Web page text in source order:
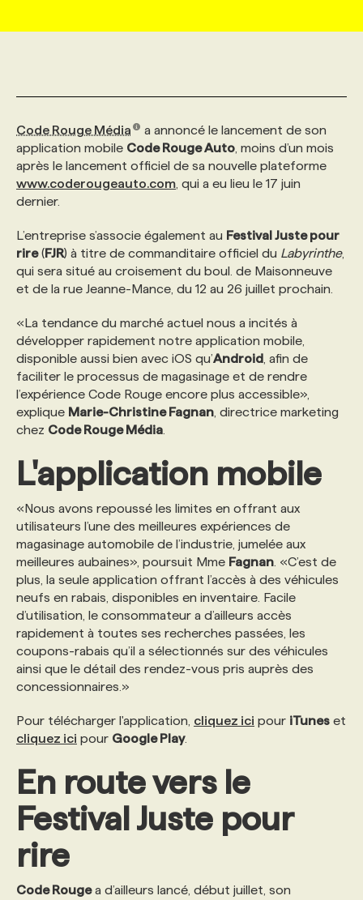
AFFAIRES DE L'INDUSTRIE
INITIATIVES NUMÉRIQUES
TENDANCES
WEB & MÉDIAS SOCIAUX
MARKETING DURABLE
ÉVÉNEMENTIEL
NOS AUTEUR‧RICES
INFOLETTRE PUBLICITÉ
ANNONCEZ AVEC NOUS
CONSULTER LA CVTHÈQUE
PROFIL ENTREPRISE
ANNONCEZ AVEC NOUS
VOIR LES OFFRES
PROFIL CANDIDAT
FAQ
ANNONCEZ AVEC NOUS
NOS FORMATIONS EN LIGNE
NOS PARCOURS DE FORMATIONS
FORMATIONS PERSONNALISÉES
NOS FORMATEUR‧RICES
POURQUOI CHOISIR NOS FORMATIONS
NOS TARIFS
PROGRAMMES DE SUBVENTIONS
ANNONCEZ AVEC NOUS
CHASSE DE TÊTE
SERVICE DE CHASSE DE TÊTE
NOS TARIFS
NOS EXPERTISES
ANNONCEZ AVEC NOUS
Code Rouge Média
a annoncé le lancement de son
application mobile Code Rouge Auto , moins d’un mois
après le lancement officiel de sa nouvelle plateforme
www.coderougeauto.com , qui a eu lieu le 17 juin
dernier.
L’entreprise s’associe également au Festival Juste pour
rire(FJR) à titre de commanditaire officiel du Labyrinthe,
qui sera situé au croisement du boul. de Maisonneuve
et de la rue Jeanne-Mance, du 12 au 26 juillet prochain.
«La tendance du marché actuel nous a incités à
développer rapidement notre application mobile,
disponible aussi bien avec iOS qu’Android , afin de
faciliter le processus de magasinage et de rendre
l’expérience Code Rouge encore plus accessible»,
explique Marie-Christine Fagnan , directrice marketing
chez Code Rouge Média
L'application mobile
«Nous avons repoussé les limites en offrant aux
utilisateurs l’une des meilleures expériences de
magasinage automobile de l’industrie, jumelée aux
meilleures aubaines», poursuit Mme Fagnan . «C’est de
plus, la seule application offrant l’accès à des véhicules
neufs en rabais, disponibles en inventaire. Facile
d’utilisation, le consommateur a d’ailleurs accès
rapidement à toutes ses recherches passées, les
coupons-rabais qu’il a sélectionnés sur des véhicules
ainsi que le détail des rendez-vous pris auprès des
concessionnaires.»
Pour télécharger l'application, cliquez ici pour iTunes et
cliquez ici pour Google Play.
En route vers le
Festival Juste pour
rire
Code Rougea d’ailleurs lancé, début juillet, son